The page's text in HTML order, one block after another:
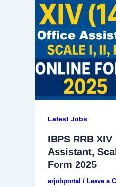
Latest Jobs
IBPS RRB
Assistant,
Form 2025
arjobportal / Leave a